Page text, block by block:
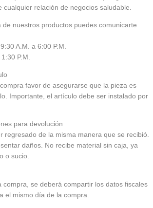
cualquier relación de negocios saludable.
de nuestros productos puedes comunicarte
A.M. a 6:00 P.M.
P.M.
favor de asegurarse que la pieza es
Importante, el artículo debe ser instalado por
para devolución
regresado de la misma manera que se recibió.
daños. No recibe material sin caja, ya
o sucio.
compra, se deberá compartir los datos fiscales
el mismo día de la compra.